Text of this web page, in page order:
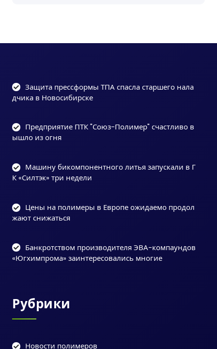
Защита прессформы ТПА спасла старшего нала
дчика в Новосибирске
Предприятие ПТК "Союз-Полимер" счастливо в
ышло из огня
Машину бикомпонентного литья запускали в Г
К «Силтэк» три недели
Цены на полимеры в Европе ожидаемо продол
жают снижаться
Банкротством производителя ЭВА-компаундов
«Югхимпрома» заинтересовались многие
Рубрики
Новости полимеров